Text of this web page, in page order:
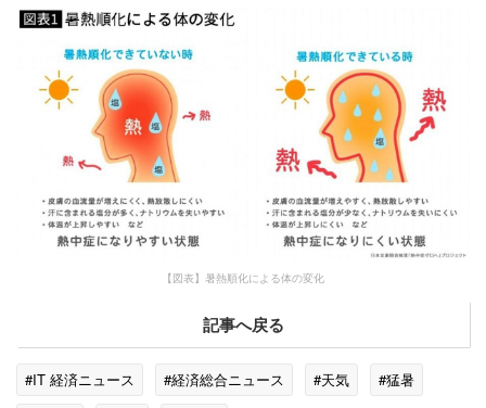
【図表】暑熱順化による体の変化
記事へ戻る
#IT 経済ニュース #経済総合ニュース #天気
#猛暑